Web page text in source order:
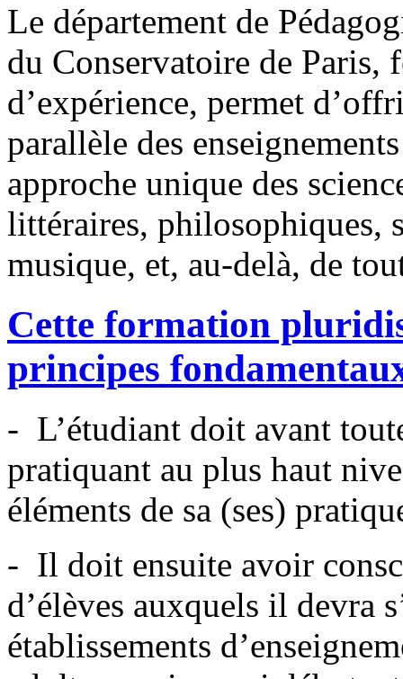
Le département de
du Conservatoire de Paris,
d’expérience, permet
parallèle des
approche unique des
littéraires, philosophiques,
musique, et, au-delà, de
Cette formation
principes
- L’étudiant doit avant
pratiquant au plus haut
éléments de sa (ses)
- Il doit ensuite avoir
d’élèves auxquels il devra
établissements